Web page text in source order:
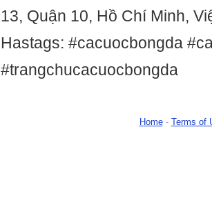
13, Quận 10, Hồ Chí Minh,
Hastags: #cacuocbongda
#trangchucacuocbongda
Home- Terms of